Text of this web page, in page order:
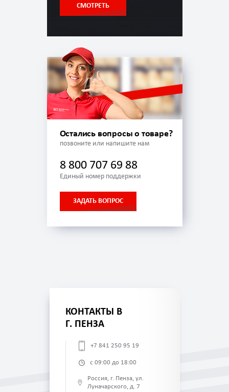
СМОТРЕТЬ
Остались вопросы о товаре?
позвоните или напишите нам
8 800 707 69 88
Единый номер поддержки
ЗАДАТЬ ВОПРОС
КОНТАКТЫ В
Г. ПЕНЗА
+7 841 250 95 19
с 09:00 до 18:00
Россия, г. Пенза, ул.
Луначарского, д. 7